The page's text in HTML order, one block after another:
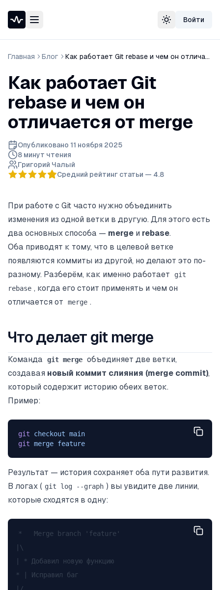
Проверка доступности сайта
Whois домена
Проверка порта
Проверка SSL-сертификата
Проверка в реестре РКН
Сменить тему
Войти
Главная Блог Как работает Git rebase и чем он отличается от merge
Как работает Git
rebase и чем он
отличается от merge
Опубликовано 11 ноября 2025
8 минут чтения
Григорий Чалый
Средний рейтинг статьи — 4.8
При работе с Git часто нужно объединить
изменения из одной ветки в другую. Для этого есть
два основных способа — merge и rebase.
Оба приводят к тому, что в целевой ветке
появляются коммиты из другой, но делают это по-
разному. Разберём, как именно работает
git
rebase , когда его стоит применять и чем он
отличается от
merge .
Что делает git merge
Команда git merge объединяет две ветки,
создавая новый коммит слияния (merge commit),
который содержит историю обеих веток.
Пример:
git checkout main
git merge feature
Результат — история сохраняет оба пути развития.
В логах ( git log --graph ) вы увидите две линии,
которые сходятся в одну:
*   Merge branch 'feature'
|\
| * Добавил новую функцию
* | Исправил баг